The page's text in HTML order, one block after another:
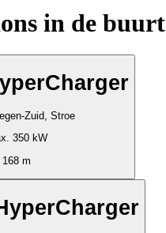
in de buurt
Zuid, Stroe
350 kW
168 m